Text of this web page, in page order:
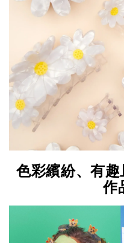
色彩繽紛、有趣
作